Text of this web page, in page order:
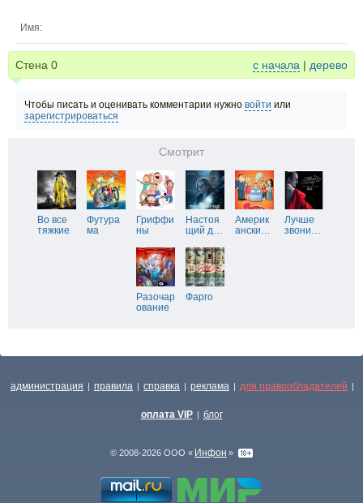
Имя:
Стена 0 с начала | дерево
Чтобы писать и оценивать комментарии нужно войти или
зарегистрироваться
Смотрит
Во все
тяжкие
Футура
ма
Гриффи
ны
Настоя
щий д…
Америк
ански…
Лучше
звони…
Разочар
ование
Фарго
администрация | правила | справка | реклама | для правообладателей |
оплата VIP | блог
© 2008-2026 ООО « Инфон »